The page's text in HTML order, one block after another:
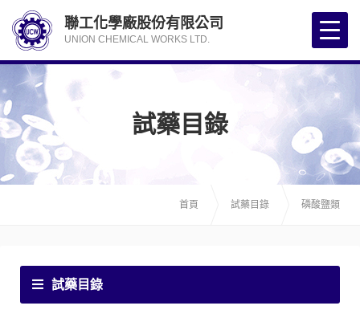
試藥目錄
首頁 試藥目錄 磷酸鹽類
試藥目錄
聯工化學廠股份有限公司
UNION CHEMICAL WORKS LTD.